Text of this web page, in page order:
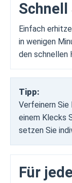
Einfach
in wenigen
den schnellen
Tipp:
Verfeinern Sie
einem Klecks
setzen Sie
Für